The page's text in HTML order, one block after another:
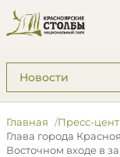
Подразделы:
Главная Пресс-
​Глава города
Восточном входе в